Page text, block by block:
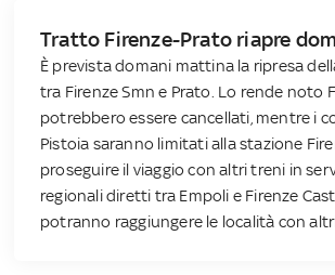
Tratto Firenze-Prato riapre
È prevista domani mattina la ripresa
tra Firenze Smn e Prato. Lo rende noto
potrebbero essere cancellati, mentre i
Pistoia saranno limitati alla stazione
proseguire il viaggio con altri treni in
regionali diretti tra Empoli e Firenze
potranno raggiungere le località con